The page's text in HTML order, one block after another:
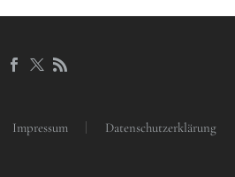
Impressum Datenschutzerklärung